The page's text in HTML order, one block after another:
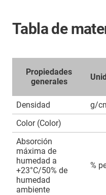
Tabla de
Propiedades
generales
Densidad
g/
Color (Color)
Absorción
máxima de
humedad a
+23°C/50% de
humedad
ambiente
%